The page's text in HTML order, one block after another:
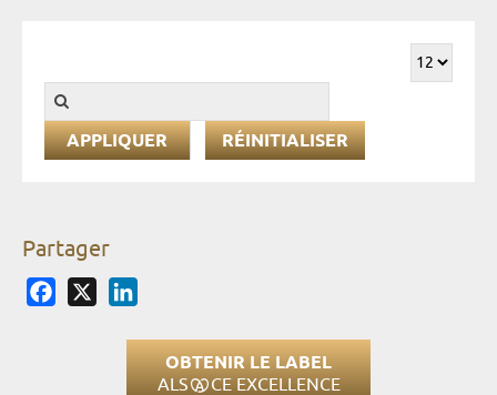
RÉINITIALISER
Partager
Facebook
OBTENIR LE LABEL
ALS CE EXCELLENCE